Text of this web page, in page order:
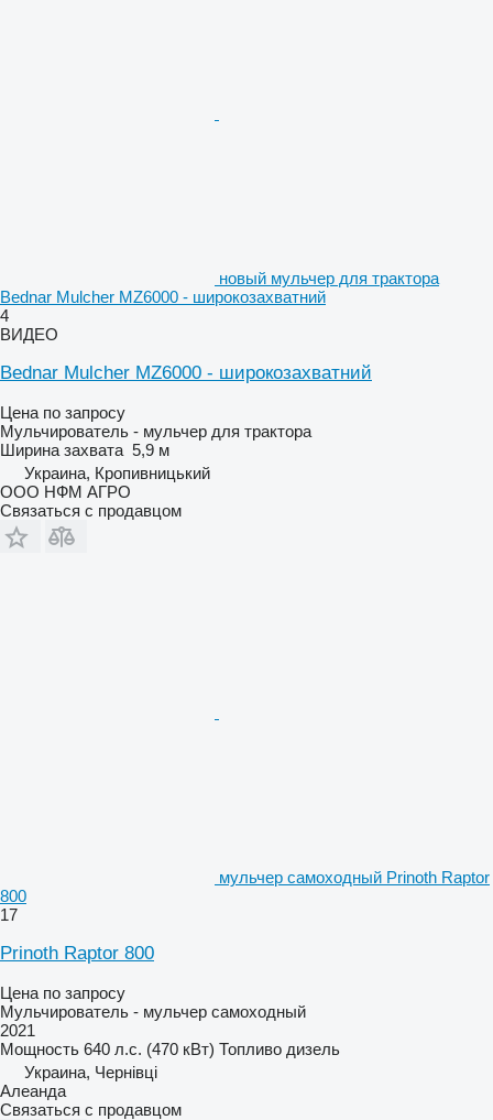
новый мульчер для трактора
Bednar Mulcher MZ6000 - широкозахватний
4
ВИДЕО
Bednar Mulcher MZ6000 - широкозахватний
Цена по запросу
Мульчирователь - мульчер для трактора
Ширина захвата 5,9 м
Украина, Кропивницький
ООО НФМ АГРО
Связаться с продавцом
мульчер самоходный Prinoth Raptor
800
17
Prinoth Raptor 800
Цена по запросу
Мульчирователь - мульчер самоходный
2021
Мощность 640 л.с. (470 кВт) Топливо дизель
Украина, Чернівці
Алеанда
Связаться с продавцом